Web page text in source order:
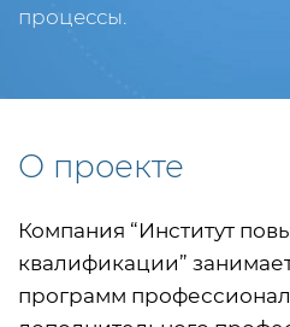
процессы.
О проекте
Компания “Институт
квалификации”
программ